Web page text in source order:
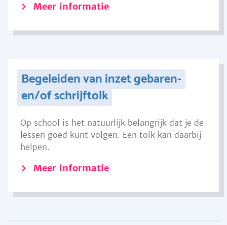
Meer informatie
Begeleiden van inzet gebaren-
en/of schrijftolk
Op school is het natuurlijk belangrijk dat je de
lessen goed kunt volgen. Een tolk kan daarbij
helpen.
Meer informatie